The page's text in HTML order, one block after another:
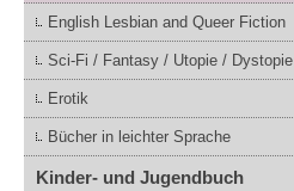
English Lesbian and Queer Fiction
Sci-Fi / Fantasy / Utopie / Dystopie
Erotik
Bücher in leichter Sprache
Kinder- und Jugendbuch